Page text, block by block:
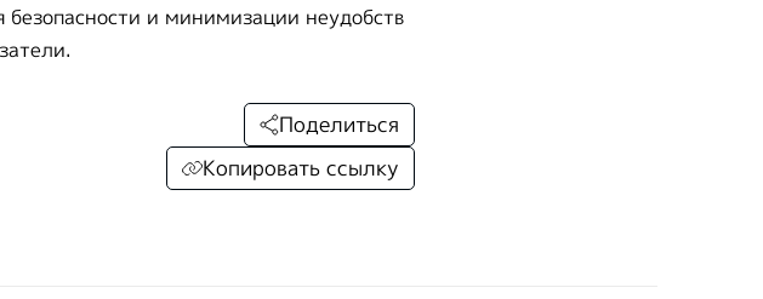
и минимизации неудобств
Поделиться
Копировать ссылку